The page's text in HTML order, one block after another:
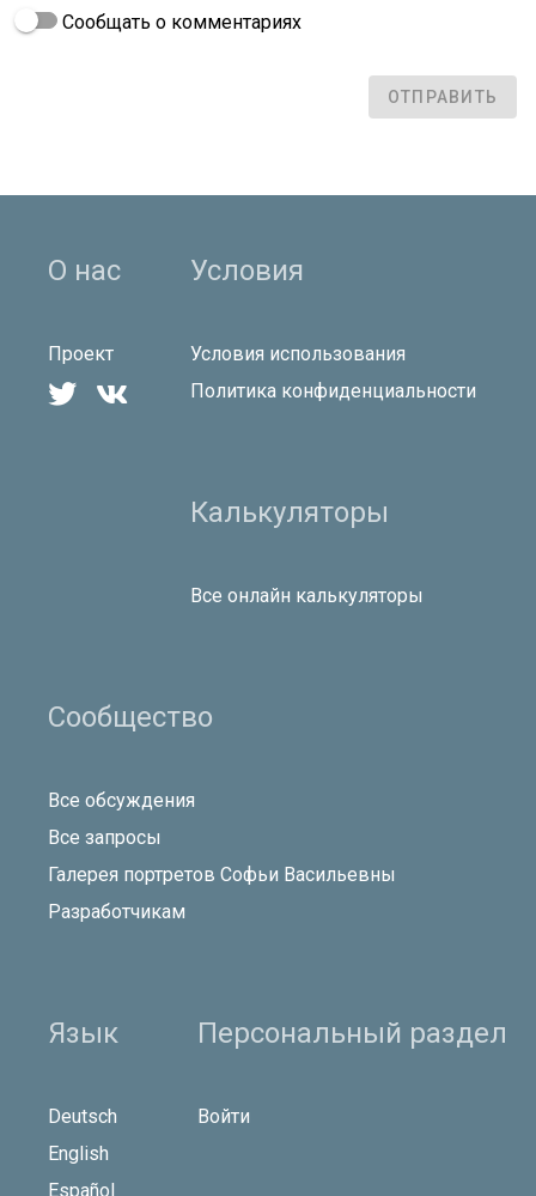
Сообщать о комментариях
ОТПРАВИТЬ
О нас
Проект
 
Условия
Условия использования
Политика конфиденциальности
Калькуляторы
Все онлайн калькуляторы
Сообщество
Все обсуждения
Все запросы
Галерея портретов Софьи Васильевны
Разработчикам
Язык
Deutsch
English
Español
Персональный раздел
Войти